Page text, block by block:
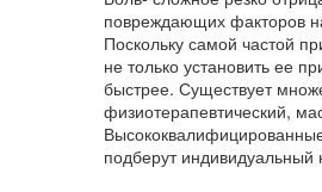
повреждающих факторов
Поскольку самой частой
не только установить ее
быстрее. Существует
физиотерапевтический,
подберут